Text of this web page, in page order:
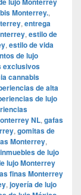
Monterrey.,
, entrega
, estilo de
, estilo de vida
de lujo
exclusivos
cannabis
de alta
de lujo
NL, gafas
, gomitas de
Monterrey,
inmuebles de lujo
lujo Monterrey
finas Monterrey
, joyería de lujo